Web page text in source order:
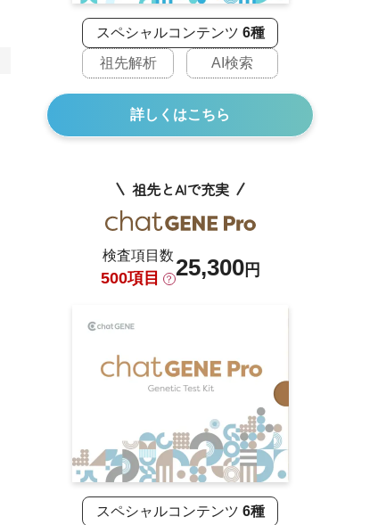
スペシャルコンテンツ 6種
祖先解析
AI検索
詳しくはこちら
祖先とAIで充実
検査項目数
500項目 ？ 25,300円
スペシャルコンテンツ 6種